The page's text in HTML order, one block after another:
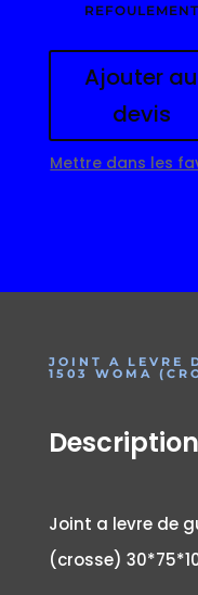
REFOULEMENT
Ajouter au
devis
Mettre dans les
JOINT A LEVRE
1503 WOMA
Joint a levre de
(crosse)